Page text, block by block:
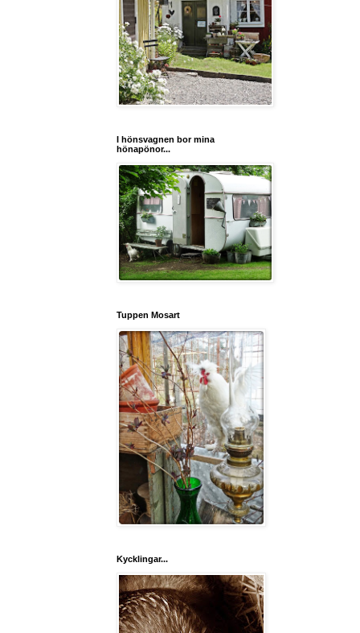
I hönsvagnen bor mina
hönapönor...
Tuppen Mosart
Kycklingar...